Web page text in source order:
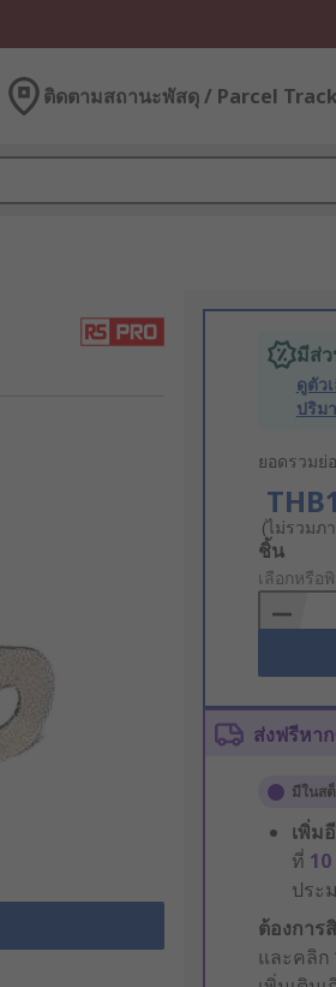
ติดตามสถานะพัสดุ / Parcel
มีส่
ดูตัว
ปริม
ยอดรวมย่
(ไม่รวมภ
Add
to
Basket
ชิ้น
เลือกหรือ
ส่งฟรีหา
มีในส
เพิ่ม
ที่
ประ
ต้องการ
และคลิก